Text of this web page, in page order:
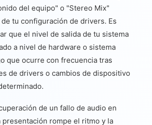
del equipo" o "Stereo Mix"
tu configuración de drivers. Es
que el nivel de salida de tu sistema
a nivel de hardware o sistema
que ocurre con frecuencia tras
de drivers o cambios de dispositivo
de un fallo de audio en
presentación rompe el ritmo y la